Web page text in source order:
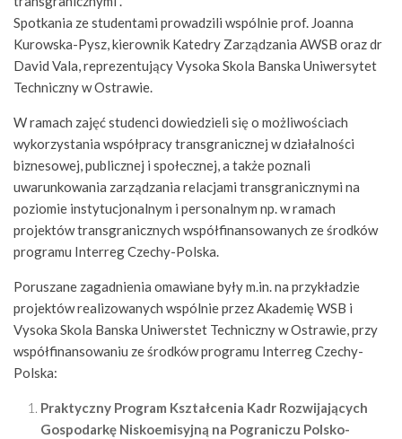
Spotkania ze studentami prowadzili wspólnie prof. Joanna
Kurowska-Pysz, kierownik Katedry Zarządzania AWSB oraz dr
David Vala, reprezentujący Vysoka Skola Banska Uniwersytet
Techniczny w Ostrawie.
W ramach zajęć studenci dowiedzieli się o możliwościach
wykorzystania współpracy transgranicznej w działalności
biznesowej, publicznej i społecznej, a także poznali
uwarunkowania zarządzania relacjami transgranicznymi na
poziomie instytucjonalnym i personalnym np. w ramach
projektów transgranicznych współfinansowanych ze środków
programu Interreg Czechy-Polska.
Poruszane zagadnienia omawiane były m.in. na przykładzie
projektów realizowanych wspólnie przez Akademię WSB i
Vysoka Skola Banska Uniwerstet Techniczny w Ostrawie, przy
współfinansowaniu ze środków programu Interreg Czechy-
Polska:
Praktyczny Program Kształcenia Kadr Rozwijających
Gospodarkę Niskoemisyjną na Pograniczu Polsko-